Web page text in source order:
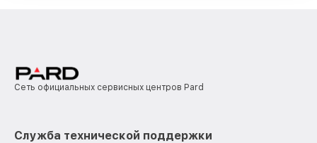
Сеть официальных сервисных центров Pard
Служба технической поддержки